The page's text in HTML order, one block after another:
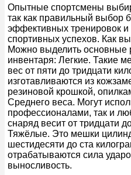
Опытные спортсмены
так как правильный выбор
эффективных тренировок
спортивных успехов. Как
Можно выделить основные
инвентаря: Легкие. Такие
вес от пяти до тридцати
изготавливаются из
резиновой крошкой,
Среднего веса. Могут
профессионалами, так и
снаряд весит от тридцати
Тяжёлые. Это мешки
шестидесяти до ста
отрабатываются сила
выносливость.